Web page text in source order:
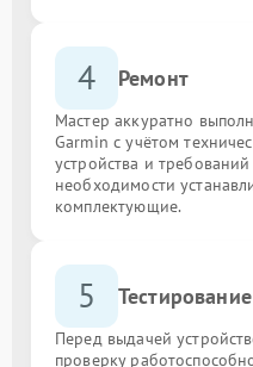
4 Ремонт
Мастер аккуратно
Garmin с учётом
устройства и
необходимости
комплектующие.
5 Тестирование
Перед выдачей
проверку